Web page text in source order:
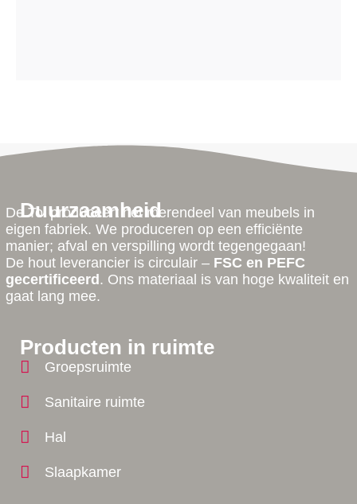
Producten in ruimte
Groepsruimte
Sanitaire ruimte
Hal
Slaapkamer
Duurzaamheid
De Tol produceert het merendeel van meubels in
eigen fabriek. We produceren op een efficiënte
manier; afval en verspilling wordt tegengegaan!
De hout leverancier is circulair – FSC en PEFC
gecertificeerd. Ons materiaal is van hoge kwaliteit en
gaat lang mee.